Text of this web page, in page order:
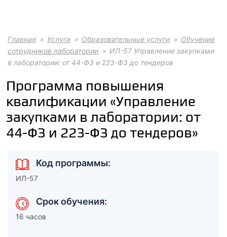
Главная Услуги Образовательные услуги
Обучение
сотрудников лаборатории
ИЛ-57 Управление закупками
в лаборатории: от 44-ФЗ и 223-ФЗ до тендеров
Программа повышения
квалификации «Управление
закупками в лаборатории: от
44-ФЗ и 223-ФЗ до тендеров»
Код программы:
ИЛ-57
Срок обучения:
16 часов